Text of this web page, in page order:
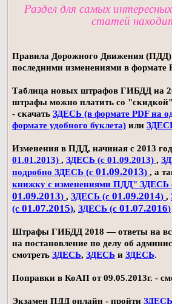
Раздел для самых
статей
Правила Дорожного Движения (ПДД)
последними изменениями в формате
Таблица новых штрафов ГИБДД на
штрафы можно платить со
- скачать ЗДЕСЬ (в формате PDF на
формате удобного буклета) или
Изменения в ПДД, начиная с 2013
01.01.2013) , ЗДЕСЬ (с 01.09.2013) ,
подробно ЗДЕСЬ (с 01.09.2013) , а
книжку с изменениями ПДД" ЗДЕСЬ
01.09.2013) , ЗДЕСЬ (с 01.09.2014) ,
(с 01.07.2015), ЗДЕСЬ (с 01.07.2016)
Штрафы ГИБДД 2018 — ответы на
на постановление по делу об
смотреть ЗДЕСЬ, ЗДЕСЬ и ЗДЕСЬ.
Поправки в КоАП от 09.05.2013г. -
Экзамен ПДД онлайн - пройти ЗДЕСЬ